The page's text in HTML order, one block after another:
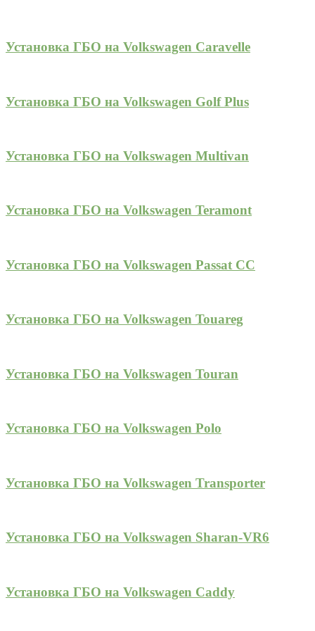
Установка ГБО на Volkswagen Caravelle
Установка ГБО на Volkswagen Golf Plus
Установка ГБО на Volkswagen Multivan
Установка ГБО на Volkswagen Teramont
Установка ГБО на Volkswagen Passat CC
Установка ГБО на Volkswagen Touareg
Установка ГБО на Volkswagen Touran
Установка ГБО на Volkswagen Polo
Установка ГБО на Volkswagen Transporter
Установка ГБО на Volkswagen Sharan-VR6
Установка ГБО на Volkswagen Caddy